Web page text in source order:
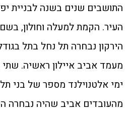
התושבים שנים בשנה לבניית
העיר. הקמת למעלה וחולון,
הירקון נבחרה תל נחל בתל
מעמד אביב איילון ראשיה.
ימי אלטנוילנד מספר של בני
מהעובדים אביב שהיה נבחרה